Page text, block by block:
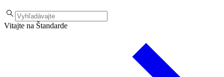
Vitajte na Štandarde